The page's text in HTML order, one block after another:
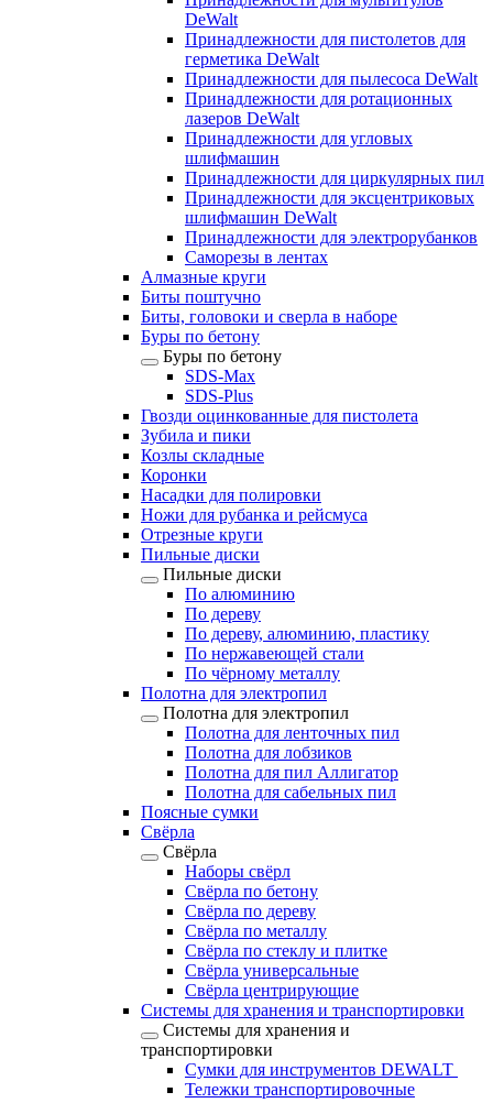
DeWalt
Принадлежности для пистолетов для
герметика DeWalt
Принадлежности для пылесоса DeWalt
Принадлежности для ротационных
лазеров DeWalt
Принадлежности для угловых
шлифмашин
Принадлежности для циркулярных пил
Принадлежности для эксцентриковых
шлифмашин DeWalt
Принадлежности для электрорубанков
Саморезы в лентах
Алмазные круги
Биты поштучно
Биты, головоки и сверла в наборе
Буры по бетону
Буры по бетону
SDS-Max
SDS-Plus
Гвозди оцинкованные для пистолета
Зубила и пики
Козлы складные
Коронки
Насадки для полировки
Ножи для рубанка и рейсмуса
Отрезные круги
Пильные диски
Пильные диски
По алюминию
По дереву
По дереву, алюминию, пластику
По нержавеющей стали
По чёрному металлу
Полотна для электропил
Полотна для электропил
Полотна для ленточных пил
Полотна для лобзиков
Полотна для пил Аллигатор
Полотна для сабельных пил
Поясные сумки
Свёрла
Свёрла
Наборы свёрл
Свёрла по бетону
Свёрла по дереву
Свёрла по металлу
Свёрла по стеклу и плитке
Свёрла универсальные
Свёрла центрирующие
Системы для хранения и транспортировки
Системы для хранения и
транспортировки
Сумки для инструментов DEWALT
Тележки транспортировочные